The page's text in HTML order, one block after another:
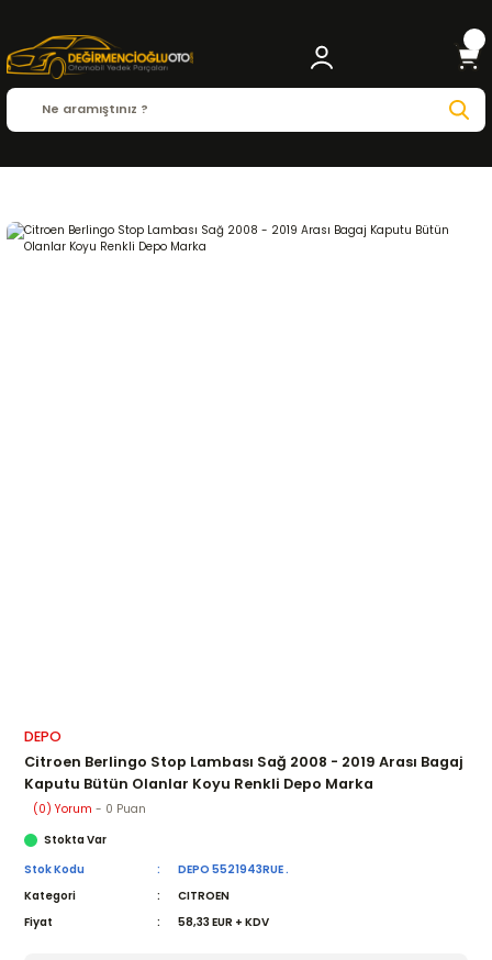
DEPO
Citroen Berlingo Stop Lambası Sağ 2008 - 2019 Arası Bagaj
Kaputu Bütün Olanlar Koyu Renkli Depo Marka
(0) Yorum - 0 Puan
Stokta Var
Stok Kodu
DEPO 5521943RUE .
Kategori
CITROEN
Fiyat
58,33 EUR + KDV